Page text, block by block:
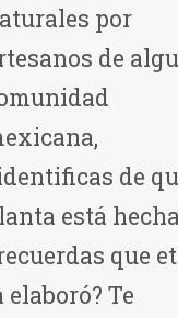
por
de
de
está
que
elaboró? Te